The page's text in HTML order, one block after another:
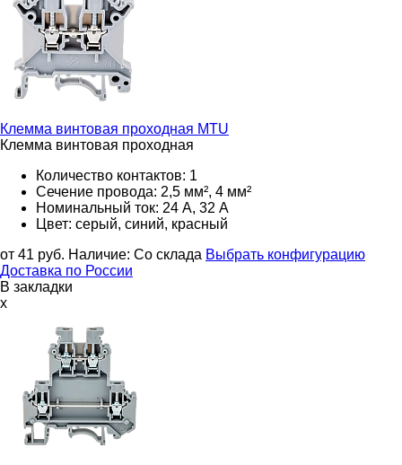
Клемма винтовая проходная MTU
Клемма винтовая проходная
Количество контактов: 1
Сечение провода: 2,5 мм², 4 мм²
Номинальный ток: 24 А, 32 А
Цвет: серый, синий, красный
от 41 руб. Наличие: Со склада Выбрать конфигурацию
Доставка по России
В закладки
x